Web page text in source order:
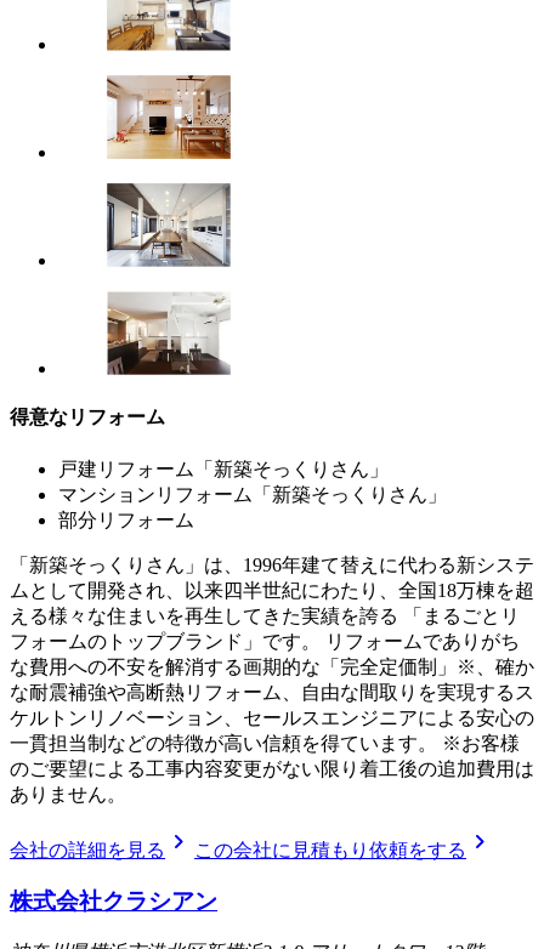
得意なリフォーム
戸建リフォーム「新築そっくりさん」
マンションリフォーム「新築そっくりさん」
部分リフォーム
「新築そっくりさん」は、1996年建て替えに代わる新システ
ムとして開発され、以来四半世紀にわたり、全国18万棟を超
える様々な住まいを再生してきた実績を誇る 「まるごとリ
フォームのトップブランド」です。 リフォームでありがち
な費用への不安を解消する画期的な「完全定価制」※、確か
な耐震補強や高断熱リフォーム、自由な間取りを実現するス
ケルトンリノベーション、セールスエンジニアによる安心の
一貫担当制などの特徴が高い信頼を得ています。 ※お客様
のご要望による工事内容変更がない限り着工後の追加費用は
ありません。
会社の詳細を見る chevron_right この会社に見積もり依頼をする chevron_right
株式会社クラシアン